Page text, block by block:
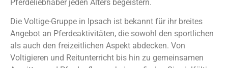
Pferdeliebhaber jeden Alters begeistern.
Die Voltige-Gruppe in Ipsach ist bekannt für ihr breites
Angebot an Pferdeaktivitäten, die sowohl den sportlichen
als auch den freizeitlichen Aspekt abdecken. Von
Voltigieren und Reitunterricht bis hin zu gemeinsamen